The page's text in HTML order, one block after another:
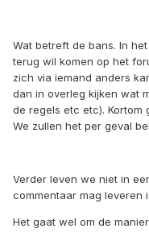
Wat betreft de bans. In
terug wil komen op het
zich via iemand anders
dan in overleg kijken wat
de regels etc etc). Kortom
We zullen het per geval
Verder leven we niet in
commentaar mag leveren
Het gaat wel om de manier